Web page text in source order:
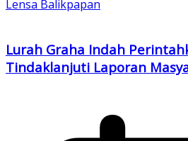
Lensa Balikpapan
Lurah Graha Indah
Tindaklanjuti Laporan